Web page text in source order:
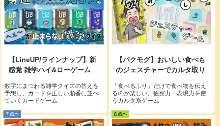
【LineUP/ラインナップ】新
感覚 雑学ハイ&ローゲーム
数字にまつわる雑学クイズの答えを
予想し、カードを正しい順番に並べ
ていくカードゲーム
【パクモグ】おいしい食べも
のジェスチャーでカルタ取り
「食べるふり」だけで食べ物を伝え
るのが楽しい、観察力・表現力を使
うカルタ系ゲーム
７歳〜 ８歳〜